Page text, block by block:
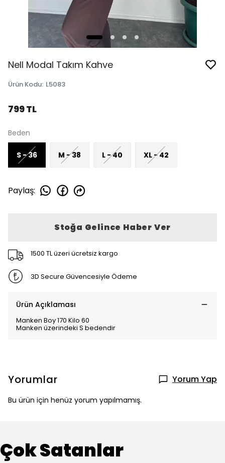
Nell Modal Takım Kahve
Ürün Kodu: L5083
799 TL
Beden
S - 36 M - 38 L - 40 XL - 42
Paylaş:
Stoğa Gelince Haber Ver
1500 TL üzeri ücretsiz kargo
3D Secure Güvencesiyle Ödeme
Ürün Açıklaması
Manken Boy 170 Kilo 60
Manken üzerindeki S bedendir
Yorumlar Yorum Yap
Bu ürün için henüz yorum yapılmamış.
Çok Satanlar